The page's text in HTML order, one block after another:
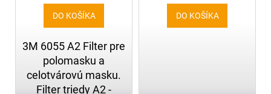
DO KOŠÍKA
3M 6055 A2 Filter pre
polomasku a
celotvárovú masku.
Filter triedy A2 -
DO KOŠÍKA